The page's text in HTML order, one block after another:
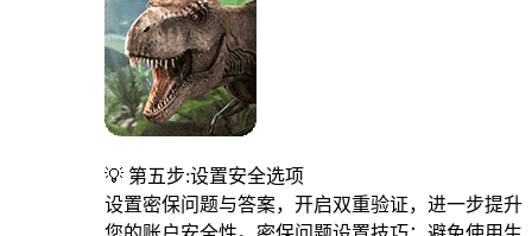
💡 第五步:设置安全选项
设置密保问题与答案，开启双重验证，进一步提升